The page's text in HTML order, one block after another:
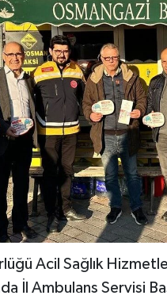
Acil Sağlık
İl Ambulans Servisi